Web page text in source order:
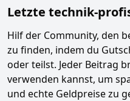
Letzte technik-
Hilf der Community, den
zu finden, indem du
oder teilst. Jeder Beitrag
verwenden kannst, um
und echte Geldpreise zu